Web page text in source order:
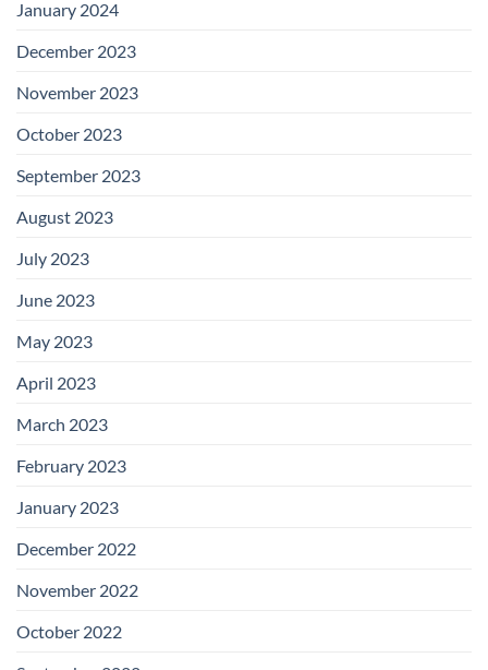
January 2024
December 2023
November 2023
October 2023
September 2023
August 2023
July 2023
June 2023
May 2023
April 2023
March 2023
February 2023
January 2023
December 2022
November 2022
October 2022